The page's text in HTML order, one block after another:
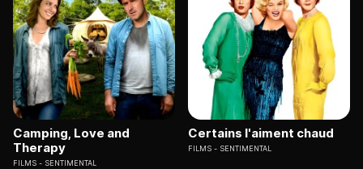
Camping, Love and
Therapy
FILMS SENTIMENTAL
Certains l'aiment chaud
FILMS SENTIMENTAL